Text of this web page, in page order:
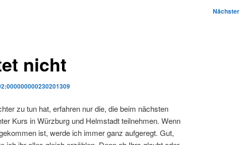
Nächster
nicht
zu tun hat, erfahren nur die, die beim nächsten
Kurs in Würzburg und Helmstadt teilnehmen. Wenn
ist, werde ich immer ganz aufgeregt. Gut,